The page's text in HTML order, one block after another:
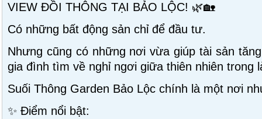
VIEW ĐỒI THÔNG TẠI BẢO LỘC! 🌿🏡
Có những bất động sản chỉ để đầu tư.
Nhưng cũng có những nơi vừa giúp tài sản
gia đình tìm về nghỉ ngơi giữa thiên nhiên trong
Suối Thông Garden Bảo Lộc chính là một nơi
✨ Điểm nổi bật: